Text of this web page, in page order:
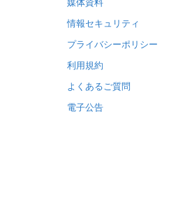
媒体資料
情報セキュリティ
プライバシーポリシー
利用規約
よくあるご質問
電子公告